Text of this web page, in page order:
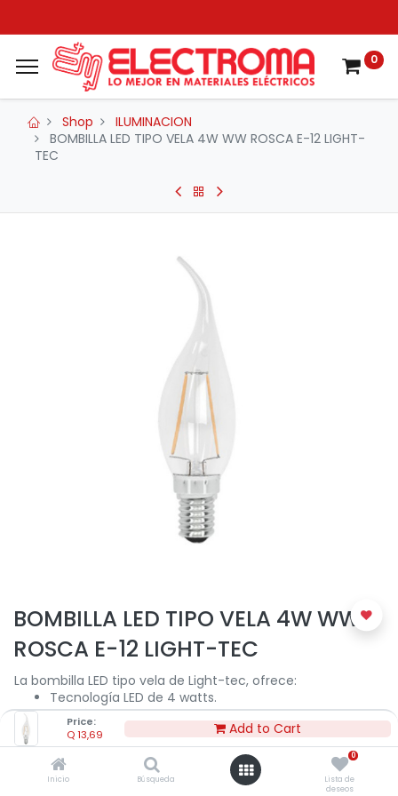
Price:
Q13,69 Add to Cart
Inicio Búsqueda
0
Lista de
deseos
0
Shop
ILUMINACION
BOMBILLA LED TIPO VELA 4W WW ROSCA E-12 LIGHT-
TEC
BOMBILLA LED TIPO VELA 4W WW
ROSCA E-12 LIGHT-TEC
La bombilla LED tipo vela de Light-tec, ofrece:
Tecnología LED de 4 watts.
Luz cálida de 2700 K.
Flujo luminoso 450 lm.
30,000 horas de vida aproximadamente.
Uso para interiores.
Rosca E-12.